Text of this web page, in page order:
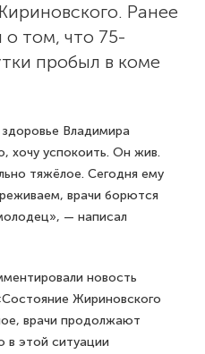
Ранее
том, что 75-
пробыл в коме
Владимира
хочу успокоить. Он жив.
тяжёлое. Сегодня ему
врачи борются
— написал
новость
Жириновского
врачи продолжают
в этой ситуации